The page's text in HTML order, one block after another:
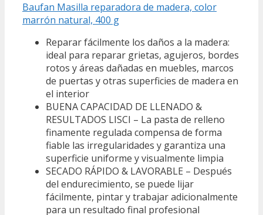
Baufan Masilla reparadora de madera, color
marrón natural, 400 g
Reparar fácilmente los daños a la madera:
ideal para reparar grietas, agujeros, bordes
rotos y áreas dañadas en muebles, marcos
de puertas y otras superficies de madera en
el interior
BUENA CAPACIDAD DE LLENADO &
RESULTADOS LISCI – La pasta de relleno
finamente regulada compensa de forma
fiable las irregularidades y garantiza una
superficie uniforme y visualmente limpia
SECADO RÁPIDO & LAVORABLE – Después
del endurecimiento, se puede lijar
fácilmente, pintar y trabajar adicionalmente
para un resultado final profesional